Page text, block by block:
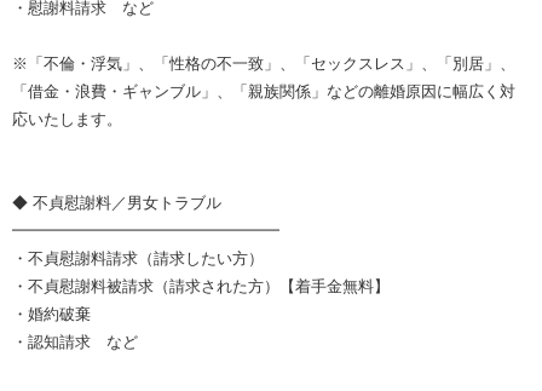
・慰謝料請求 など
※「不倫・浮気」、「性格の不一致」、「セックスレス」、「別居」、
「借金・浪費・ギャンブル」、「親族関係」などの離婚原因に幅広く対
応いたします。
◆ 不貞慰謝料／男女トラブル
━━━━━━━━━━━━━━━━━
・不貞慰謝料請求（請求したい方）
・不貞慰謝料被請求（請求された方）【着手金無料】
・婚約破棄
・認知請求 など